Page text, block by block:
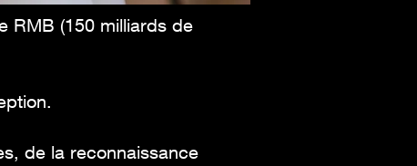
RMB (150 milliards de
de la reconnaissance